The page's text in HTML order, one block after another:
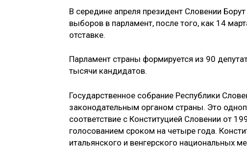
В середине апреля президент Словении
выборов в парламент, после того, как 14
отставке.
Парламент страны формируется из 90
тысячи кандидатов.
Государственное собрание Республики
законодательным органом страны. Это
соответствие с Конституцией Словении от
голосованием сроком на четыре года.
итальянского и венгерского национальных